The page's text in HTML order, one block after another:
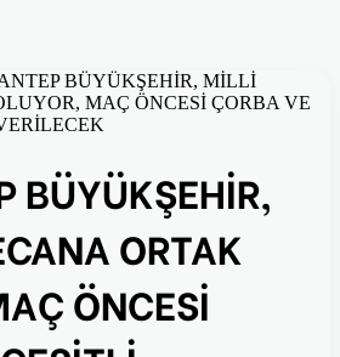
BÜYÜKŞEHİR, MİLLİ
MAÇ ÖNCESİ ÇORBA VE
BÜYÜKŞEHİR,
ORTAK
ÖNCESİ